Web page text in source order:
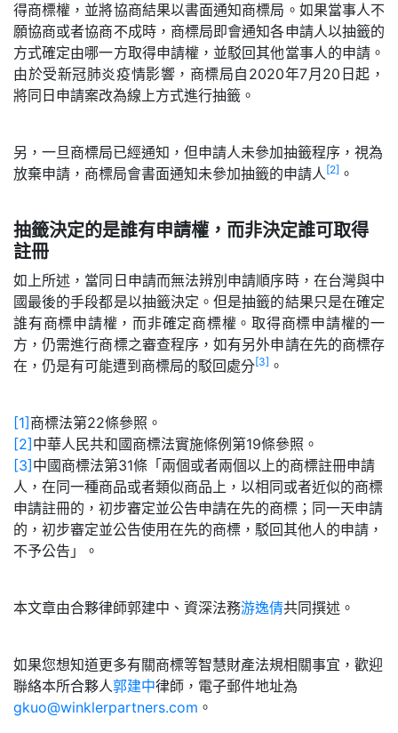
得商標權，並將協商結果以書面通知商標局。如果當事人不
願協商或者協商不成時，商標局即會通知各申請人以抽籤的
方式確定由哪一方取得申請權，並駁回其他當事人的申請。
由於受新冠肺炎疫情影響，商標局自2020年7月20日起，
將同日申請案改為線上方式進行抽籤。
另，一旦商標局已經通知，但申請人未參加抽籤程序，視為
放棄申請，商標局會書面通知未參加抽籤的申請人[2] 。
抽籤決定的是誰有申請權，而非決定誰可取得
註冊
如上所述，當同日申請而無法辨別申請順序時，在台灣與中
國最後的手段都是以抽籤決定。但是抽籤的結果只是在確定
誰有商標申請權，而非確定商標權。取得商標申請權的一
方，仍需進行商標之審查程序，如有另外申請在先的商標存
在，仍是有可能遭到商標局的駁回處分[3] 。
[1] 商標法第22條參照。
[2] 中華人民共和國商標法實施條例第19條參照。
[3] 中國商標法第31條「兩個或者兩個以上的商標註冊申請
人，在同一種商品或者類似商品上，以相同或者近似的商標
申請註冊的，初步審定並公告申請在先的商標；同一天申請
的，初步審定並公告使用在先的商標，駁回其他人的申請，
不予公告」。
本文章由合夥律師郭建中、資深法務游逸倩共同撰述。
如果您想知道更多有關商標等智慧財產法規相關事宜，歡迎
聯絡本所合夥人郭建中律師，電子郵件地址為
gkuo@winklerpartners.com 。